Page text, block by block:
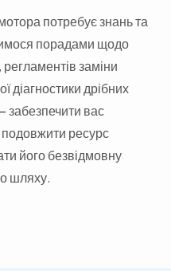
потребує знань та
порадами щодо
заміни
діагностики дрібних
вас
ресурс
його безвідмовну
шляху.